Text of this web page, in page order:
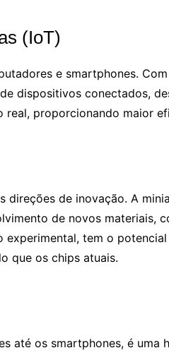
(IoT)
e smartphones.
dispositivos conectados,
proporcionando maior
direções de inovação. A
de novos materiais,
tem o
que os chips atuais.
até os smartphones, é